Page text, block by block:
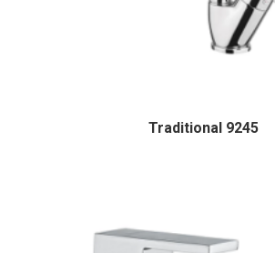
Traditional 9245